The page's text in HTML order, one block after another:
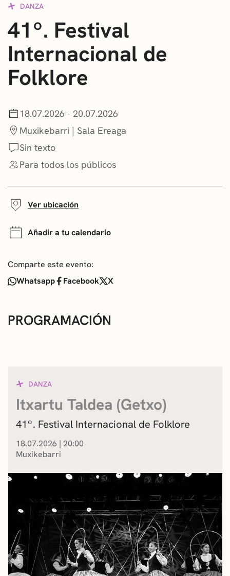
NOTICIAS
GETXO KULTURA
ASOCIACIONES CULTURALES
DANZA
41º. Festival
Internacional de
Folklore
18.07.2026 - 20.07.2026
Muxikebarri | Sala Ereaga
Sin texto
Para todos los públicos
Ver ubicación
Añadir a tu calendario
Comparte este evento:
Whatsapp
Facebook X
PROGRAMACIÓN
DANZA
Itxartu Taldea (Getxo)
41º. Festival Internacional de Folklore
18.07.2026 | 20:00
Muxikebarri